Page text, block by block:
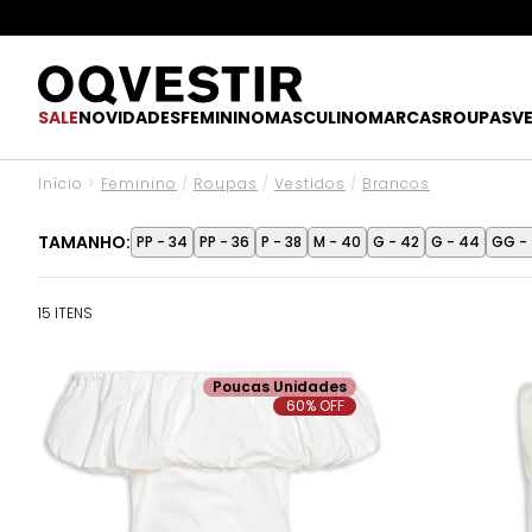
SALENOVIDADESFEMININOMASCULINOMARCASROUPAS
Início > Feminino / Roupas / Vestidos / Brancos
TAMANHO: PP - 34 PP - 36 P - 38 M - 40 G - 42 G - 44 GG -
15 ITENS
Poucas Unidades
60% OFF